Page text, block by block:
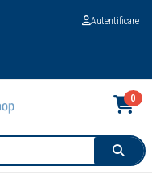
Autentificare
0